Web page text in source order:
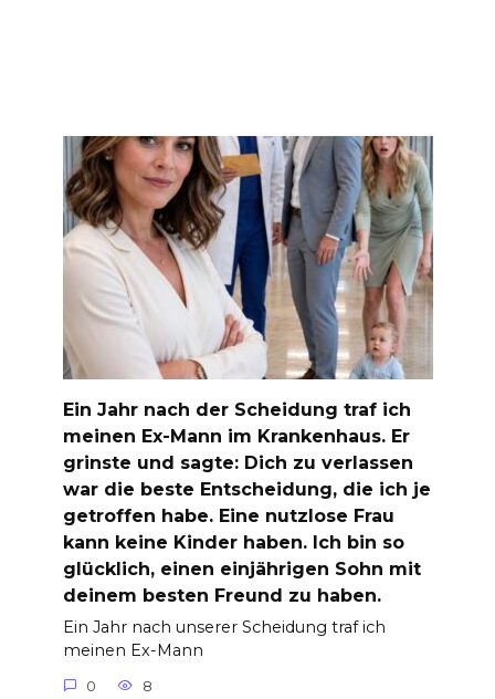
Ein Jahr nach der Scheidung traf ich
meinen Ex-Mann im Krankenhaus. Er
grinste und sagte: Dich zu verlassen
war die beste Entscheidung, die ich je
getroffen habe. Eine nutzlose Frau
kann keine Kinder haben. Ich bin so
glücklich, einen einjährigen Sohn mit
deinem besten Freund zu haben.
Ein Jahr nach unserer Scheidung traf ich
meinen Ex-Mann
0 8